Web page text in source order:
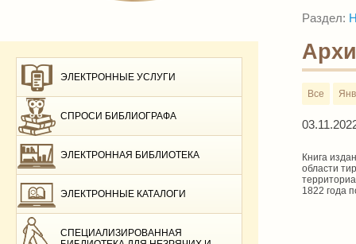
ЭЛЕКТРОННЫЕ УСЛУГИ
СПРОСИ БИБЛИОГРАФА
ЭЛЕКТРОННАЯ БИБЛИОТЕКА
ЭЛЕКТРОННЫЕ КАТАЛОГИ
СПЕЦИАЛИЗИРОВАННАЯ
Раздел:
Все
Книга
области
1822 года